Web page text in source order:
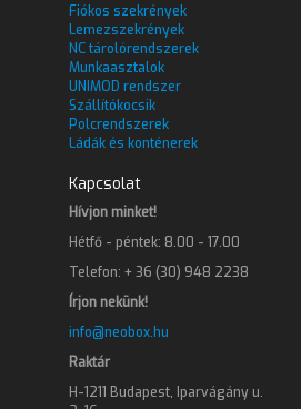
Fiókos szekrények
Lemezszekrények
NC tárolórendszerek
Munkaasztalok
UNIMOD rendszer
Szállítókocsik
Polcrendszerek
Ládák és konténerek
Kapcsolat
Hívjon minket!
Hétfő - péntek: 8.00 - 17.00
Telefon: + 36 (30) 948 2238
Írjon nekünk!
info@neobox.hu
Raktár
H-1211 Budapest, Iparvágány u.